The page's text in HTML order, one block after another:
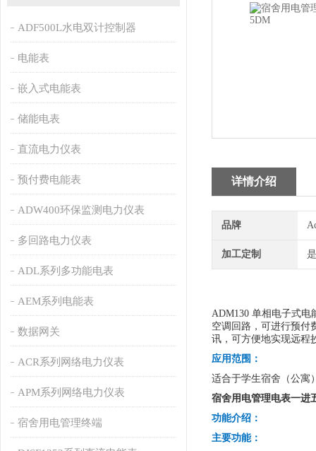
ADF500L水电双计控制器
电能表
嵌入式电能表
储能电表
直流电力仪表
预付费电能表
ADW400环保监测电力仪表
多回路电力仪表
ADL系列多功能电表
AEM系列电能表
数据网关
ACR系列网络电力仪表
APM系列网络电力仪表
宿舍用电管理终端
详情介绍
品牌
加工定制
ADM130 单相电子式电
空调回路，可进行预付
讯，可方便地实现远程
应用范围：
适合于学生宿舍（公寓
宿舍用电管理电表一进
功能介绍：
主要功能：